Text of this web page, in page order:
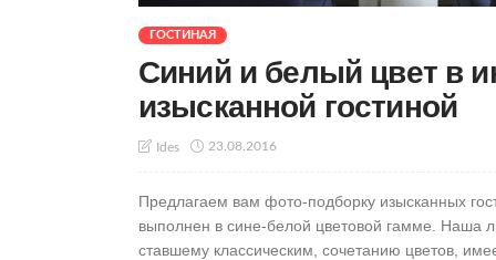
ГОСТИНАЯ
Синий и белый цвет в
изысканной гостиной
Ides 23.08.2016
Предлагаем вам фото-подборку изысканных
выполнен в сине-белой цветовой гамме. Наша
ставшему классическим, сочетанию цветов,